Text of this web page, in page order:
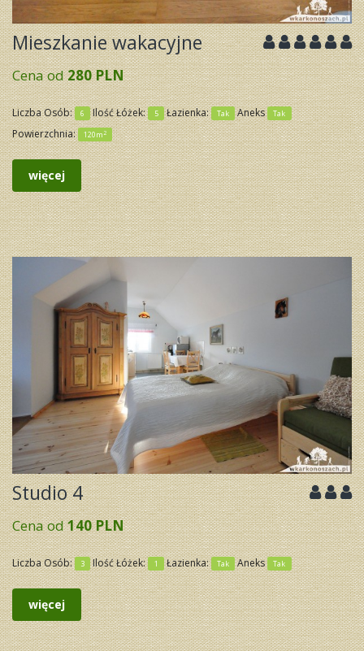
Mieszkanie wakacyjne
Cena od280 PLN
Liczba Osób: 6 Ilość Łóżek: 5 Łazienka: Tak Aneks Tak
Powierzchnia: 120m2
więcej
Studio 4
Cena od140 PLN
Liczba Osób: 3 Ilość Łóżek: 1 Łazienka: Tak Aneks Tak
więcej